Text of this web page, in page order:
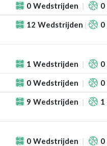
0 Wedstrijden 0
12 Wedstrijden 0
1 Wedstrijden 0
0 Wedstrijden 0
9 Wedstrijden 1
0 Wedstrijden 0